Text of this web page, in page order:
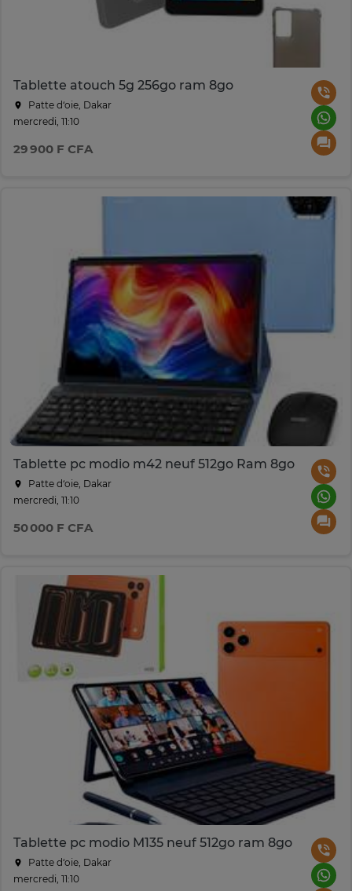
Tablette atouch 5g 256go ram 8go
Patte d‘oie, Dakar
mercredi, 11:10
29 900 F CFA
Tablette pc modio m42 neuf 512go Ram 8go
Patte d‘oie, Dakar
mercredi, 11:10
50 000 F CFA
Tablette pc modio M135 neuf 512go ram 8go
Patte d‘oie, Dakar
mercredi, 11:10